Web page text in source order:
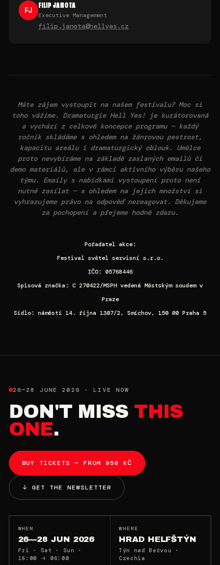
FJ
FILIP JANOTA
Executive Management
filip.janota@hellyes.cz
Máte zájem vystoupit na našem festivalu? Moc si
toho vážíme. Dramaturgie Hell Yes! je kurátorovaná
a vychází z celkové koncepce programu — každý
ročník skládáme s ohledem na žánrovou pestrost,
kapacitu areálu i dramaturgický oblouk. Umělce
proto nevybíráme na základě zaslaných emailů či
demo materiálů, ale v rámci aktivního výběru našeho
týmu. Emaily s nabídkami vystoupení proto není
nutné zasílat — s ohledem na jejich množství si
vyhrazujeme právo na odpověď nereagovat.
Děkujeme
za pochopení a přejeme hodně zdaru.
Pořadatel akce:
Festival světel servisní s.r.o.
IČO: 05768446
Spisová značka: C 270422/MSPH vedená Městským soudem v
Praze
Sídlo: náměstí 14. října 1307/2, Smíchov, 150 00 Praha 5
26—28 JUNE 2026 · LIVE NOW
DON'T MISS THIS
ONE.
BUY TICKETS — FROM 950 KČ
↓ GET THE NEWSLETTER
WHEN
26—28 JUN 2026
Fri · Sat · Sun ·
16:00 → 06:00
WHERE
HRAD HELFŠTÝN
Týn nad Bečvou ·
Czechia